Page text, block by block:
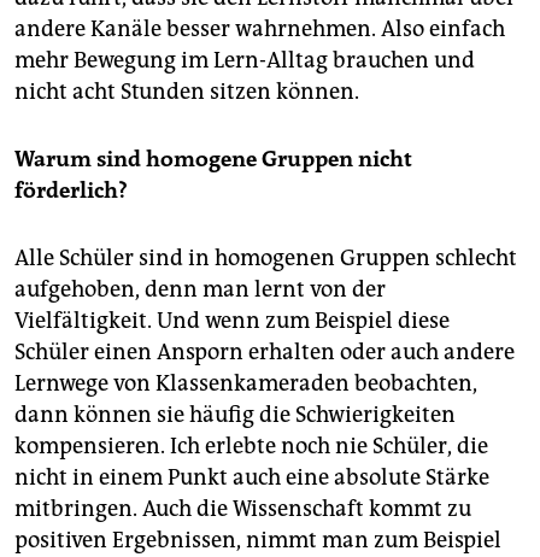
andere Kanäle besser wahrnehmen. Also einfach
mehr Bewegung im Lern-Alltag brauchen und
nicht acht Stunden sitzen können.
Warum sind homogene Gruppen nicht
förderlich?
Alle Schüler sind in homogenen Gruppen schlecht
aufgehoben, denn man lernt von der
Vielfältigkeit. Und wenn zum Beispiel diese
Schüler einen Ansporn erhalten oder auch andere
Lernwege von Klassenkameraden beobachten,
dann können sie häufig die Schwierigkeiten
kompensieren. Ich erlebte noch nie Schüler, die
nicht in einem Punkt auch eine absolute Stärke
mitbringen. Auch die Wissenschaft kommt zu
positiven Ergebnissen, nimmt man zum Beispiel